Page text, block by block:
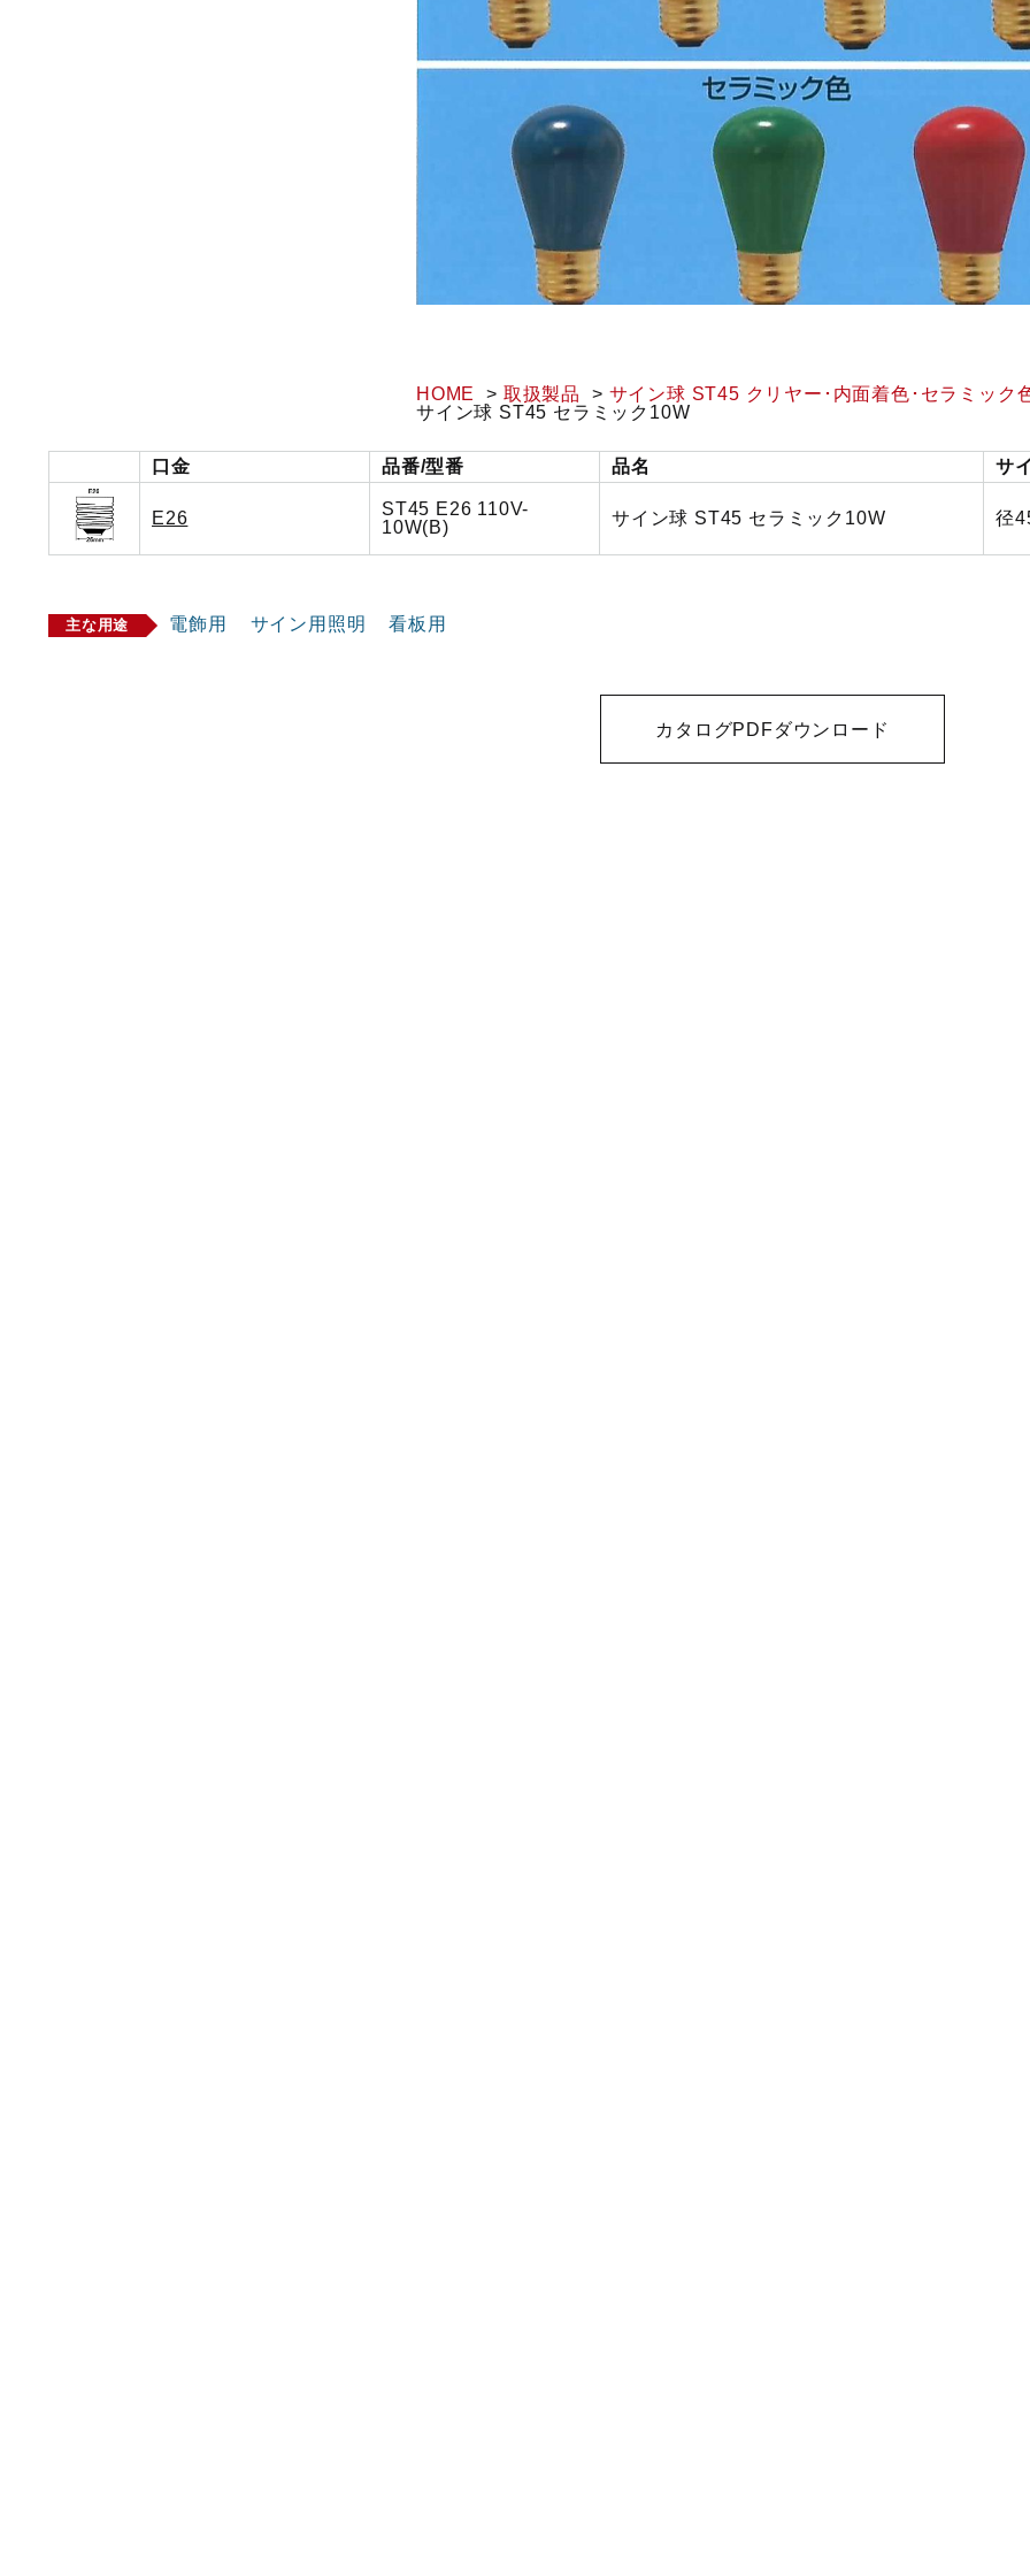
HOME 取扱製品
サイン球 ST45 クリヤー･内面着色･セラミック
サイン球 ST45 セラミック10W
口金 品番/型番 品名 サ
E26
ST45 E26 110V-
10W(B)
サイン球 ST45 セラミック10W 径
主な用途 電飾用 サイン用照明 看板用
カタログPDFダウンロード